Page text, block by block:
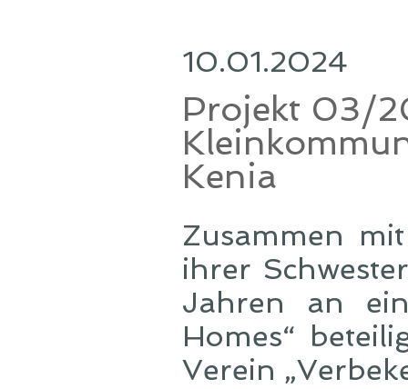
10.01.2024
Projekt 03/
Kenia
Zusammen
ihrer
Jahren an
Homes“
Verein